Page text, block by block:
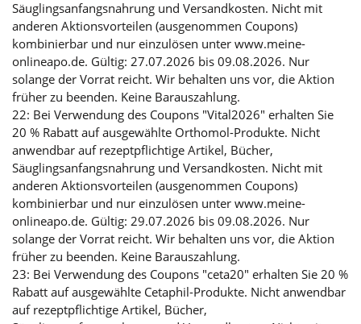
Säuglingsanfangsnahrung und Versandkosten. Nicht mit
anderen Aktionsvorteilen (ausgenommen Coupons)
kombinierbar und nur einzulösen unter www.meine-
onlineapo.de. Gültig: 27.07.2026 bis 09.08.2026. Nur
solange der Vorrat reicht. Wir behalten uns vor, die Aktion
früher zu beenden. Keine Barauszahlung.
22: Bei Verwendung des Coupons "Vital2026" erhalten Sie
20 % Rabatt auf ausgewählte Orthomol-Produkte. Nicht
anwendbar auf rezeptpflichtige Artikel, Bücher,
Säuglingsanfangsnahrung und Versandkosten. Nicht mit
anderen Aktionsvorteilen (ausgenommen Coupons)
kombinierbar und nur einzulösen unter www.meine-
onlineapo.de. Gültig: 29.07.2026 bis 09.08.2026. Nur
solange der Vorrat reicht. Wir behalten uns vor, die Aktion
früher zu beenden. Keine Barauszahlung.
23: Bei Verwendung des Coupons "ceta20" erhalten Sie 20 %
Rabatt auf ausgewählte Cetaphil-Produkte. Nicht anwendbar
auf rezeptpflichtige Artikel, Bücher,